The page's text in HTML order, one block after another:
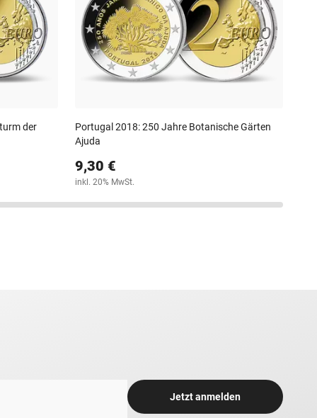
der
Portugal 2018: 250 Jahre Botanische Gärten
Ajuda
9,30 €
inkl. 20% MwSt.
Jetzt anmelden